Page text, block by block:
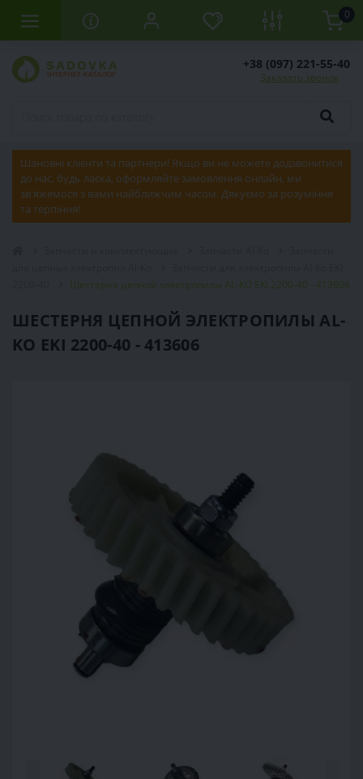
0
+38 (097) 221-55-40
Заказать звонок
Шановні клієнти та партнери! Якщо ви не можете додзвонитися
до нас, будь ласка, оформляйте замовлення онлайн, ми
зв'яжемося з вами найближчим часом. Дякуємо за розуміння
та терпіння!
Шестерня цепной электропилы AL-KO EKI 2200-40 - 413606
ШЕСТЕРНЯ ЦЕПНОЙ ЭЛЕКТРОПИЛЫ AL-
KO EKI 2200-40 - 413606